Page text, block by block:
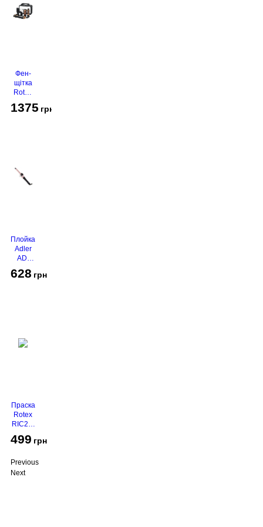
Фен-
щітка
Rotex
490-T
1375 грн
Плойка
Adler
AD-
628 грн
Праска
Rotex
RIC21-
Super
499 грн
Previous
Next